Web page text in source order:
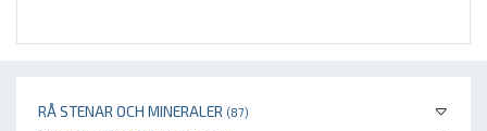
RÅ STENAR OCH MINERALER (87)